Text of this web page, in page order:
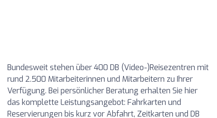
Bundesweit stehen über 400 DB (Video-)Reisezentren mit
rund 2.500 Mitarbeiterinnen und Mitarbeitern zu Ihrer
Verfügung. Bei persönlicher Beratung erhalten Sie hier
das komplette Leistungsangebot: Fahrkarten und
Reservierungen bis kurz vor Abfahrt, Zeitkarten und DB